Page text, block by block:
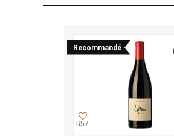
Recommandé
657